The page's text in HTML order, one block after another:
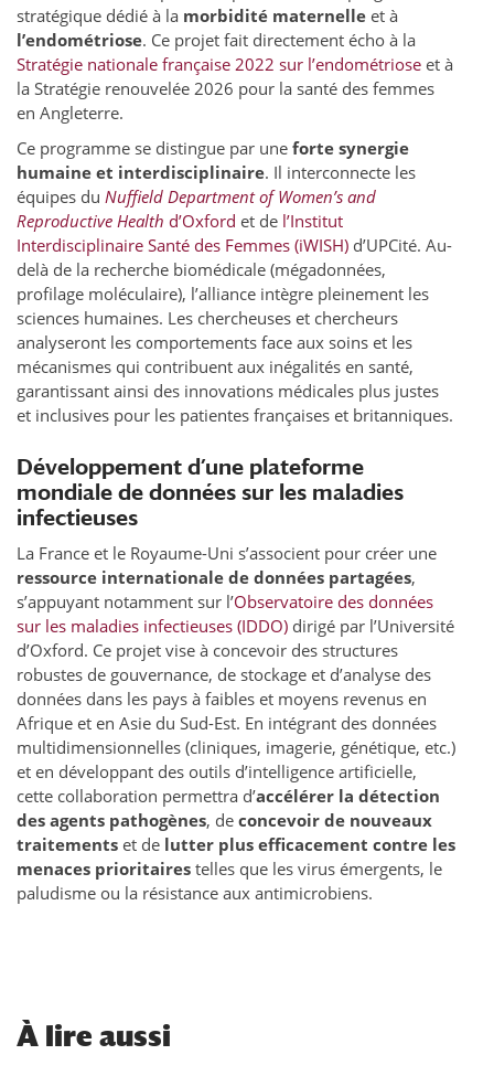
stratégique dédié à la morbidité maternelle et à
l’endométriose. Ce projet fait directement écho à la
Stratégie nationale française 2022 sur l’endométriose et à
la Stratégie renouvelée 2026 pour la santé des femmes
en Angleterre.
Ce programme se distingue par une forte synergie
humaine et interdisciplinaire. Il interconnecte les
équipes du Nuffield Department of Women’s and
Reproductive Health d’Oxford et de l’Institut
Interdisciplinaire Santé des Femmes (iWISH) d’UPCité. Au-
delà de la recherche biomédicale (mégadonnées,
profilage moléculaire), l’alliance intègre pleinement les
sciences humaines. Les chercheuses et chercheurs
analyseront les comportements face aux soins et les
mécanismes qui contribuent aux inégalités en santé,
garantissant ainsi des innovations médicales plus justes
et inclusives pour les patientes françaises et britanniques.
Développement d’une plateforme
mondiale de données sur les maladies
infectieuses
La France et le Royaume-Uni s’associent pour créer une
ressource internationale de données partagées,
s’appuyant notamment sur l’Observatoire des données
sur les maladies infectieuses (IDDO) dirigé par l’Université
d’Oxford. Ce projet vise à concevoir des structures
robustes de gouvernance, de stockage et d’analyse des
données dans les pays à faibles et moyens revenus en
Afrique et en Asie du Sud-Est. En intégrant des données
multidimensionnelles (cliniques, imagerie, génétique, etc.)
et en développant des outils d’intelligence artificielle,
cette collaboration permettra d’accélérer la détection
des agents pathogènes, de concevoir de nouveaux
traitements et de lutter plus efficacement contre les
menaces prioritaires telles que les virus émergents, le
paludisme ou la résistance aux antimicrobiens.
À lire aussi